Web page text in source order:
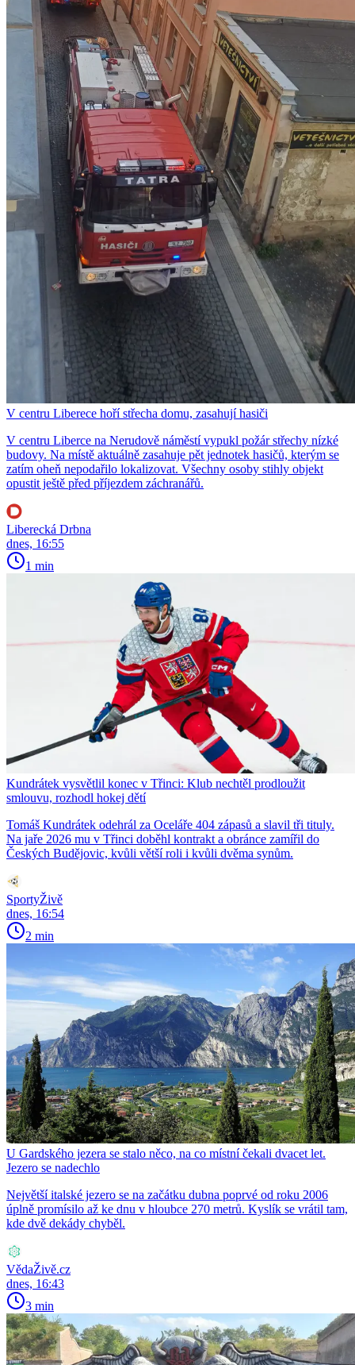
V centru Liberece hoří střecha domu, zasahují hasiči
V centru Liberce na Nerudově náměstí vypukl požár střechy nízké
budovy. Na místě aktuálně zasahuje pět jednotek hasičů, kterým se
zatím oheň nepodařilo lokalizovat. Všechny osoby stihly objekt
opustit ještě před příjezdem záchranářů.
Liberecká Drbna
dnes, 16:55
1 min
Kundrátek vysvětlil konec v Třinci: Klub nechtěl prodloužit
smlouvu, rozhodl hokej dětí
Tomáš Kundrátek odehrál za Oceláře 404 zápasů a slavil tři tituly.
Na jaře 2026 mu v Třinci doběhl kontrakt a obránce zamířil do
Českých Budějovic, kvůli větší roli i kvůli dvěma synům.
SportyŽivě
dnes, 16:54
2 min
U Gardského jezera se stalo něco, na co místní čekali dvacet let.
Jezero se nadechlo
Největší italské jezero se na začátku dubna poprvé od roku 2006
úplně promísilo až ke dnu v hloubce 270 metrů. Kyslík se vrátil tam,
kde dvě dekády chyběl.
VědaŽivě.cz
dnes, 16:43
3 min